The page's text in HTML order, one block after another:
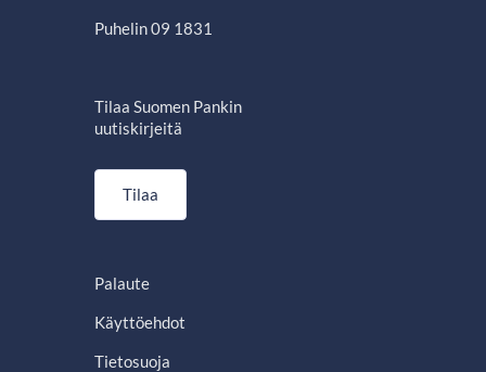
Puhelin 09 1831
Tilaa Suomen Pankin
uutiskirjeitä
Tilaa
Palaute
Käyttöehdot
Tietosuoja